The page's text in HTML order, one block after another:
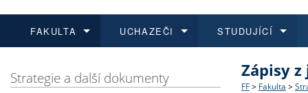
FAKULTA
Struktura
UCHAZEČI
Co
STUDUJÍCÍ
O vědě a
Aktuální
Strategie a další dokumenty Zápisy
FF > Fakulta >